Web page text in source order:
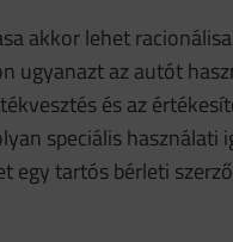
akkor lehet
ugyanazt az autót
és az
speciális használati
egy tartós bérleti